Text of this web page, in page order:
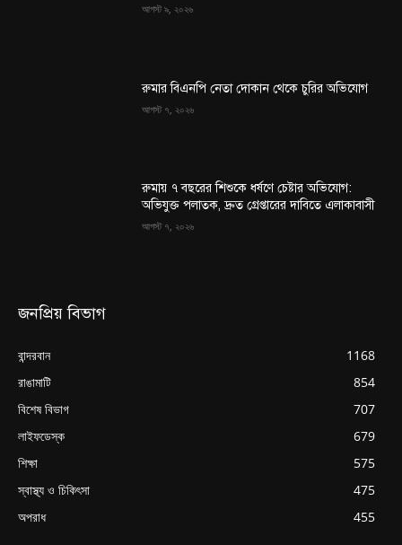
আগস্ট ৯, ২০২৬
রুমার বিএনপি নেতা দোকান থেকে চুরির অভিযোগ
আগস্ট ৭, ২০২৬
রুমায় ৭ বছরের শিশুকে ধর্ষণে চেষ্টার অভিযোগ:
অভিযুক্ত পলাতক, দ্রুত গ্রেপ্তারের দাবিতে এলাকাবাসী
আগস্ট ৭, ২০২৬
জনপ্রিয় বিভাগ
বান্দরবান
1168
রাঙামাটি
854
বিশেষ বিভাগ
707
লাইফডেস্ক
679
শিক্ষা
575
স্বাস্থ্য ও চিকিৎসা
475
অপরাধ
455